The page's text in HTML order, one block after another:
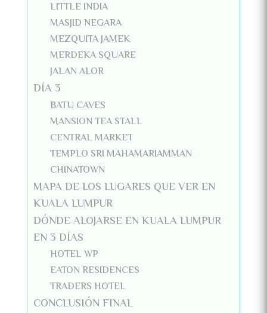
LITTLE INDIA
MASJID NEGARA
MEZQUITA JAMEK
MERDEKA SQUARE
JALAN ALOR
DÍA 3
BATU CAVES
MANSION TEA STALL
CENTRAL MARKET
TEMPLO SRI MAHAMARIAMMAN
CHINATOWN
MAPA DE LOS LUGARES QUE VER EN
KUALA LUMPUR
DÓNDE ALOJARSE EN KUALA LUMPUR
EN 3 DÍAS
HOTEL WP
EATON RESIDENCES
TRADERS HOTEL
CONCLUSIÓN FINAL